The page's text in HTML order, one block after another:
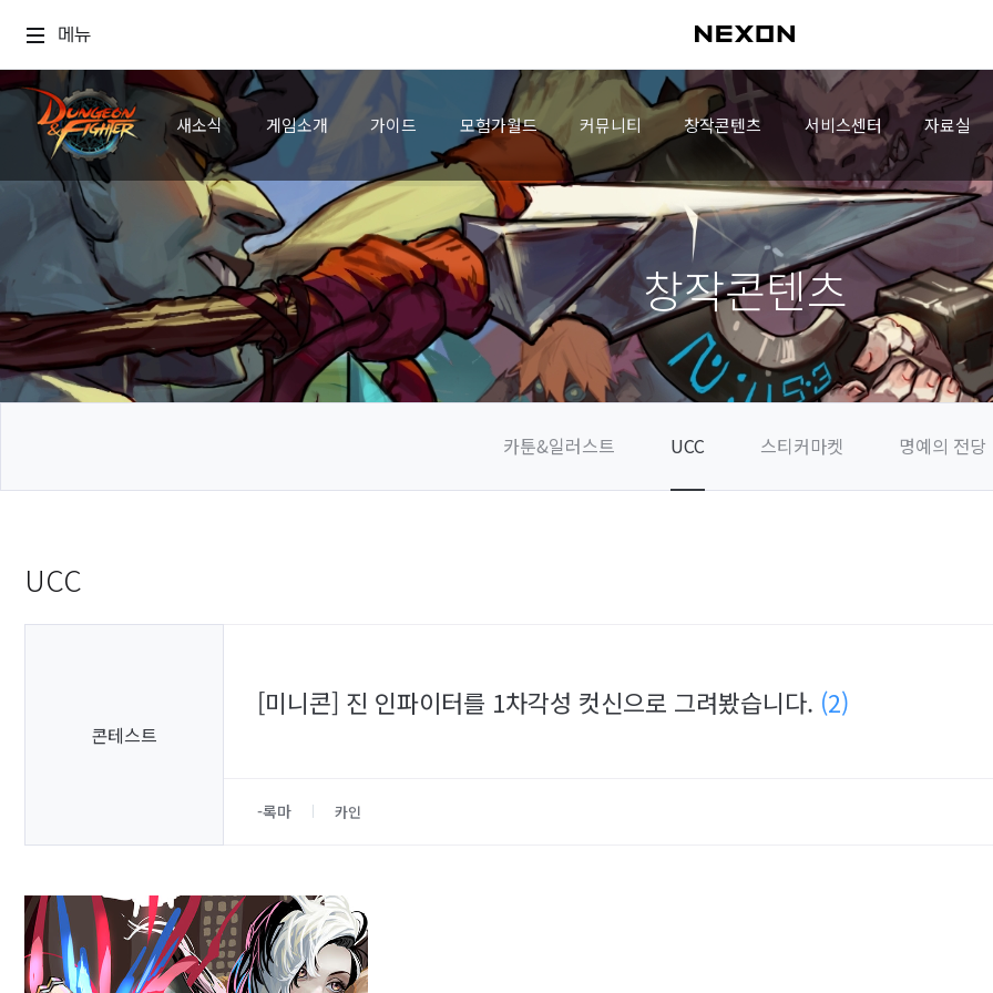
메뉴
새소식 게임소개 가이드 모험가월드 커뮤니티 창작콘텐츠 서비스센터 자료실
창작콘텐츠
카툰&일러스트 UCC 스티커마켓 명예의 전당
UCC
콘테스트
[미니콘] 진 인파이터를 1차각성 컷신으로 그려봤습니다. (2)
-록마 카인